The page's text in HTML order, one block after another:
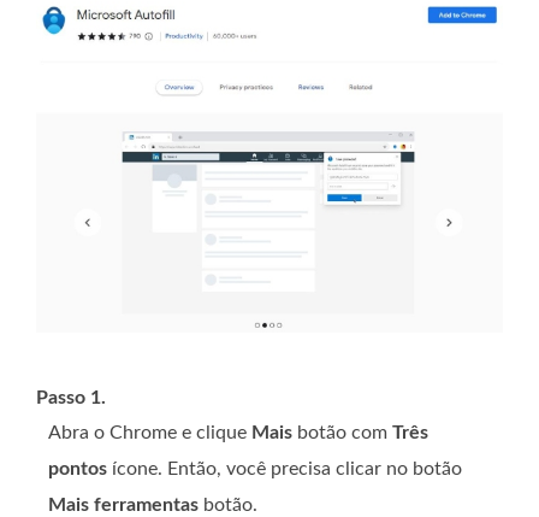
Passo 1.
Abra o Chrome e clique Mais botão com Três
pontos ícone. Então, você precisa clicar no botão
Mais ferramentas botão.